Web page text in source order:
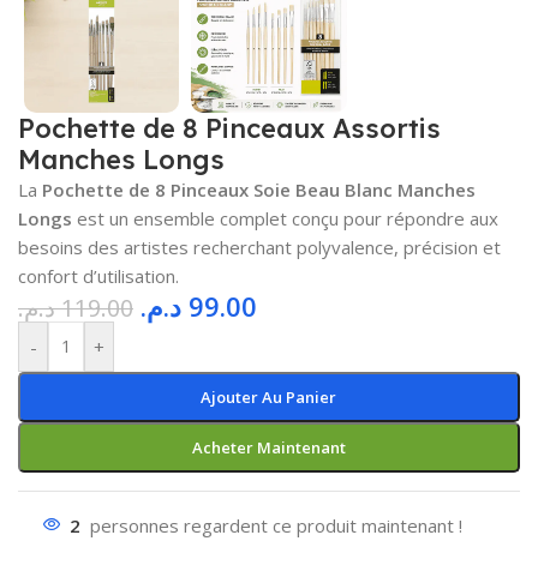
Pochette de 8 Pinceaux Assortis
Manches Longs
La Pochette de 8 Pinceaux Soie Beau Blanc Manches
Longs est un ensemble complet conçu pour répondre aux
besoins des artistes recherchant polyvalence, précision et
confort d’utilisation.
119.00د.م. 99.00 د.م.
- +
Ajouter Au Panier
Acheter Maintenant
2 personnes regardent ce produit maintenant !